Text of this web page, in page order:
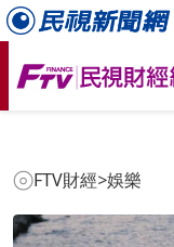
FTV財經>娛樂